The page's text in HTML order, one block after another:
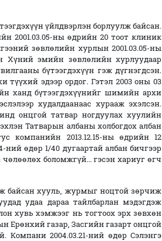
үйлдвэрлэн борлуулж байсан.
2001.03.05-ны өдрийн 20 тоот клиник
зөвлөлийн хурлын 2001.03.05-ны
Хүний эмийн зөвлөлийн хурлуудаар
бүтээгдэхүүн гэж дүгнэгдсэн.
эдээр ордог. Гэтэл 2003 оны 03
ханд бүтээгдэхүүнийг шимийн архи
худалдаанаас хурааж эхэлсэн.
онцгой татвар ногдуулах хуулийн
Татварын албаны холбогдох албан
компанийн 2013.12.15-ны өдрийн 12
ний өдөр 1/40 дугаартай албан бичгээр
боломжгүй... гэсэн хариуг өгч
байсан хууль, журмыг ноцтой зөрчиж
удаа дараа тайлбарлан мэдэгдэж
хувь хэмжээг нь тогтоох эрх зөвхөн
Ерөнхий газар, Засгийн газарт онцгой
Компани 2004.03.21-ний өдөр Сэлэнгэ